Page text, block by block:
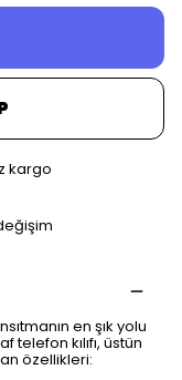
kargo
en şık yolu
kılıfı, üstün
özellikleri: